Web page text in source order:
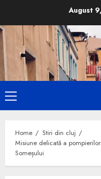
content
August
Primary
Menu
Home
Stiri din cluj
Misiune delicată a
Someșului